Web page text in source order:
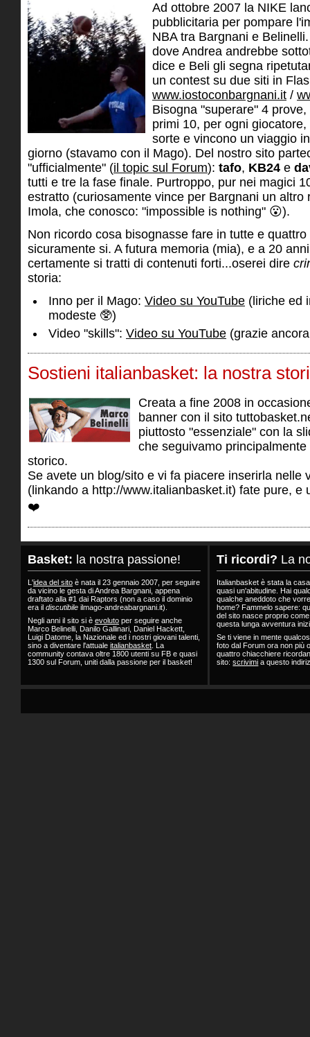
Ad ottobre 2007 la NIKE
pubblicitaria per pompare
NBA tra Bargnani e
dove Andrea andrebbe
dice e Beli gli segna
un contest su due siti in
www.iostoconbargnani.it /
Bisogna "superare" 4
primi 10, per ogni
sorte e vincono un viaggio
giorno (stavamo con il Mago). Del nostro sito
"ufficialmente" (il topic sul Forum): tafo, KB24 e
tutti e tre la fase finale. Purtroppo, pur nei magici
estratto (curiosamente vince per Bargnani un altro
Imola, che conosco: "impossible is nothing" 😮).
Non ricordo cosa bisognasse fare in tutte e
sicuramente si. A futura memoria (mia), e a 20
certamente si tratti di contenuti forti...oserei dire
storia:
Inno per il Mago: Video su YouTube (liriche ed
modeste 🥸)
Video "skills": Video su YouTube (grazie
Sostieni italianbasket: la nostra
Creata a fine 2008 in
banner con il sito
piuttosto "essenziale" con la
che seguivamo
storico.
Se avete un blog/sito e vi fa piacere inserirla nelle
(linkando a http://www.italianbasket.it) fate pure, e
❤️
Basket: la nostra passione!
L'idea del sito è nata il 23 gennaio 2007, per seguire
da vicino le gesta di Andrea Bargnani, appena
draftato alla #1 dai Raptors (non a caso il dominio
era il discutibile ilmago-andreabargnani.it).
Negli anni il sito si è evoluto per seguire anche
Marco Belinelli, Danilo Gallinari, Daniel Hackett,
Luigi Datome, la Nazionale ed i nostri giovani talenti,
sino a diventare l'attuale italianbasket . La
community contava oltre 1800 utenti su FB e quasi
1300 sul Forum, uniti dalla passione per il basket!
Ti ricordi? La
Italianbasket è stata la
quasi un'abitudine. Hai
qualche aneddoto che
home? Fammelo sapere:
del sito nasce proprio
questa lunga avventura
Se ti viene in mente
foto dal Forum ora non più
quattro chiacchiere
sito:scrivimi a questo